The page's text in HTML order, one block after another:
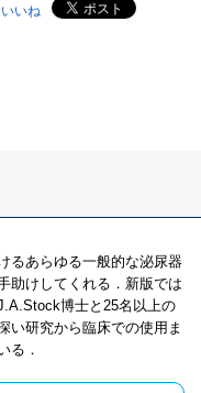
いいね
るあらゆる一般的な泌尿器
助けしてくれる．新版では
博士と25名以上の
い研究から臨床での使用ま
る．